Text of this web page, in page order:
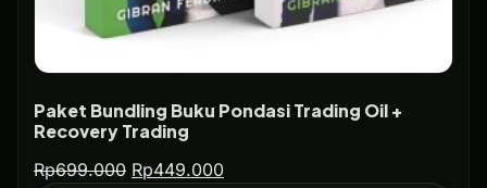
Paket Bundling Buku Pondasi Trading Oil +
Recovery Trading
Rp699.000 Rp449.000